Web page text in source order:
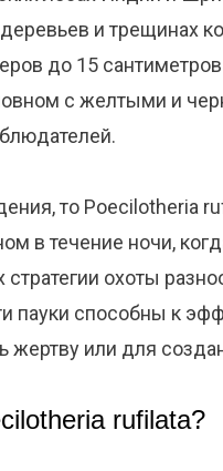
и трещинах
до 15
с желтыми и
то Poecilotheria
в течение ночи,
охоты
пауки способны к
жертву или для
rufilata?